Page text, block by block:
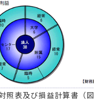
照表及び損益計算書（図